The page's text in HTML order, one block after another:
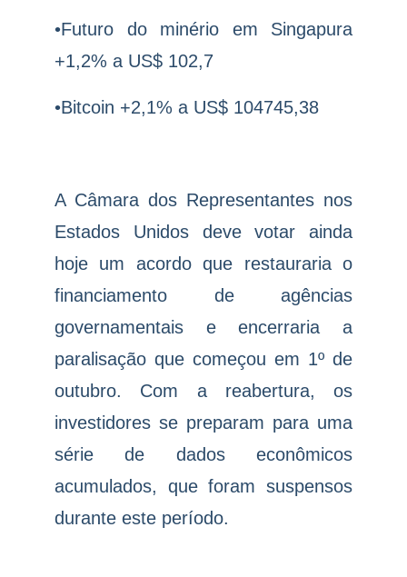
•Futuro do minério em Singapura
+1,2% a US$ 102,7
•Bitcoin +2,1% a US$ 104745,38
A Câmara dos Representantes nos
Estados Unidos deve votar ainda
hoje um acordo que restauraria o
financiamento de agências
governamentais e encerraria a
paralisação que começou em 1º de
outubro. Com a reabertura, os
investidores se preparam para uma
série de dados econômicos
acumulados, que foram suspensos
durante este período.